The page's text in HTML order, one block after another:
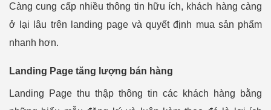
Càng cung cấp nhiều thông tin hữu ích, khách hàng càng
ở lại lâu trên landing page và quyết định mua sản phẩm
nhanh hơn.
Landing Page tăng lượng bán hàng
Landing Page thu thập thông tin các khách hàng bằng